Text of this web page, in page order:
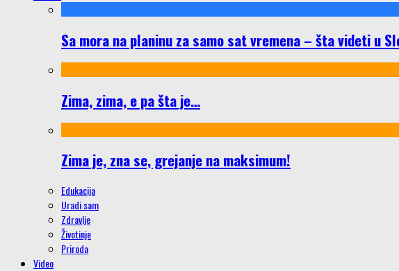
Sa mora na planinu za samo sat vremena – šta videti u
Zima, zima, e pa šta je…
Zima je, zna se, grejanje na maksimum!
Edukacija
Uradi sam
Zdravlje
Životinje
Priroda
Video